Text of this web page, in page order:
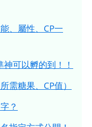
、屬性、CP一
可以孵的到！！
需糖果、CP值）
？